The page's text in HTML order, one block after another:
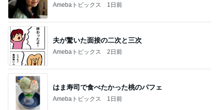
Amebaトピックス 1日前
夫が驚いた面接の二次と三次
Amebaトピックス 2日前
はま寿司で食べたかった桃のパフェ
Amebaトピックス 1日前